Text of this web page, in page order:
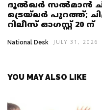
ദുൽഖർ സൽമാൻ
ട്രെയ്‌ലർ പുറത്ത്;
റിലീസ് ഓഗസ്റ്റ് 20 ന്
National Desk JULY 31, 2026
YOU MAY ALSO LIKE